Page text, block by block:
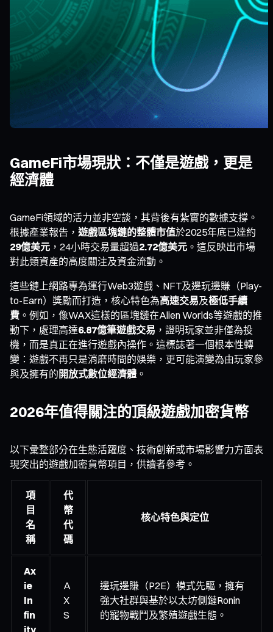
GameFi市場現狀：不僅是遊戲，更是
經濟體
GameFi領域的活力並非空談，其背後有紮實的數據支撐。
根據產業報告， 遊戲區塊鏈的整體市值於2025年底已達約
29億美元 ，24小時交易量超過2.72億美元 。這反映出市場
對此類資產的高度關注及資金流動。
這些鏈上網路專為運行Web3遊戲、NFT及邊玩邊賺（Play-
to-Earn）獎勵而打造，核心特色為高速交易及極低手續
費 。例如，像WAX這樣的區塊鏈在Alien Worlds等遊戲的推
動下，處理高達6.87億筆遊戲交易 ，證明玩家並非僅為投
機，而是真正在進行遊戲內操作。這標誌著一個根本性轉
變：遊戲不再只是消磨時間的娛樂，更可能演變為由玩家參
與及擁有的開放式數位經濟體 。
2026年值得關注的頂級遊戲加密貨幣
以下彙整部分在生態活躍度、技術創新或市場影響力方面表
現突出的遊戲加密貨幣項目，供讀者參考。
項
目
名
稱
代
幣
代
碼
核心特色與定位
Ax
ie
In
fin
ity
A
X
S
邊玩邊賺（P2E）模式先驅，擁有
強大社群與基於以太坊側鏈Ronin
的寵物戰鬥及繁殖遊戲生態。